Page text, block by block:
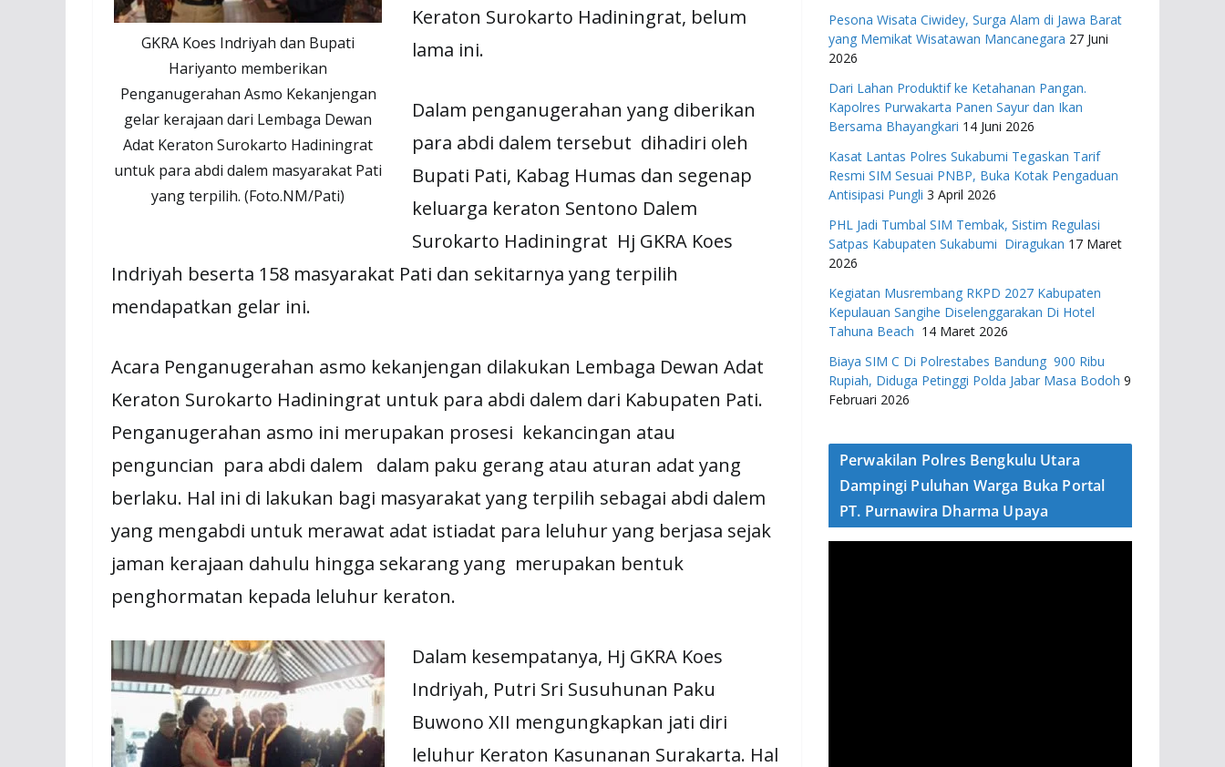
GKRA Koes Indriyah dan Bupati
Hariyanto memberikan
Penganugerahan Asmo Kekanjengan
gelar kerajaan dari Lembaga Dewan
Adat Keraton Surokarto Hadiningrat
untuk para abdi dalem masyarakat Pati
yang terpilih. (Foto.NM/Pati)
Keraton Surokarto Hadiningrat, belum
lama ini.
Dalam penganugerahan yang diberikan
para abdi dalem tersebut dihadiri oleh
Bupati Pati, Kabag Humas dan segenap
keluarga keraton Sentono Dalem
Surokarto Hadiningrat Hj GKRA Koes
Indriyah beserta 158 masyarakat Pati dan sekitarnya yang terpilih
mendapatkan gelar ini.
Acara Penganugerahan asmo kekanjengan dilakukan Lembaga Dewan Adat
Keraton Surokarto Hadiningrat untuk para abdi dalem dari Kabupaten Pati.
Penganugerahan asmo ini merupakan prosesi kekancingan atau
penguncian para abdi dalem dalam paku gerang atau aturan adat yang
berlaku. Hal ini di lakukan bagi masyarakat yang terpilih sebagai abdi dalem
yang mengabdi untuk merawat adat istiadat para leluhur yang berjasa sejak
jaman kerajaan dahulu hingga sekarang yang merupakan bentuk
penghormatan kepada leluhur keraton.
Dalam kesempatanya, Hj GKRA Koes
Indriyah, Putri Sri Susuhunan Paku
Buwono XII mengungkapkan jati diri
leluhur Keraton Kasunanan Surakarta. Hal
Pesona Wisata Ciwidey, Surga Alam di Jawa Barat
yang Memikat Wisatawan Mancanegara 27 Juni
2026
Dari Lahan Produktif ke Ketahanan Pangan.
Kapolres Purwakarta Panen Sayur dan Ikan
Bersama Bhayangkari 14 Juni 2026
Kasat Lantas Polres Sukabumi Tegaskan Tarif
Resmi SIM Sesuai PNBP, Buka Kotak Pengaduan
Antisipasi Pungli 3 April 2026
PHL Jadi Tumbal SIM Tembak, Sistim Regulasi
Satpas Kabupaten Sukabumi Diragukan 17 Maret
2026
Kegiatan Musrembang RKPD 2027 ​Kabupaten
Kepulauan Sangihe Diselenggarakan Di Hotel
Tahuna Beach 14 Maret 2026
Biaya SIM C Di Polrestabes Bandung 900 Ribu
Rupiah, Diduga Petinggi Polda Jabar Masa Bodoh 9
Februari 2026
Perwakilan Polres Bengkulu Utara
Dampingi Puluhan Warga Buka Portal
PT. Purnawira Dharma Upaya